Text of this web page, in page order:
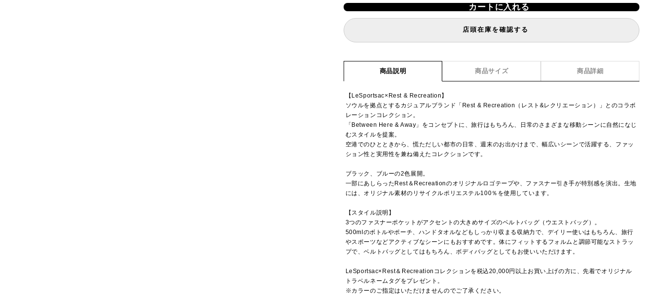
カートに入れる
店頭在庫を確認する
商品説明 商品サイズ 商品詳細
【LeSportsac×Rest & Recreation】
ソウルを拠点とするカジュアルブランド「Rest & Recreation（レスト&レクリエーション）」とのコラボ
レーションコレクション。
「Between Here & Away」をコンセプトに、旅行はもちろん、日常のさまざまな移動シーンに自然になじ
むスタイルを提案。
空港でのひとときから、慌ただしい都市の日常、週末のお出かけまで、幅広いシーンで活躍する、ファッ
ション性と実用性を兼ね備えたコレクションです。
ブラック、ブルーの2色展開。
一部にあしらったRest＆Recreationのオリジナルロゴテープや、ファスナー引き手が特別感を演出。生地
には、オリジナル素材のリサイクルポリエステル100％を使用しています。
【スタイル説明】
3つのファスナーポケットがアクセントの大きめサイズのベルトバッグ（ウエストバッグ）。
500mlのボトルやポーチ、ハンドタオルなどもしっかり収まる収納力で、デイリー使いはもちろん、旅行
やスポーツなどアクティブなシーンにもおすすめです。体にフィットするフォルムと調節可能なストラッ
プで、ベルトバッグとしてはもちろん、ボディバッグとしてもお使いいただけます。
LeSportsac×Rest＆Recreationコレクションを税込20,000円以上お買い上げの方に、先着でオリジナル
トラベルネームタグをプレゼント。
※カラーのご指定はいただけませんのでご了承ください。